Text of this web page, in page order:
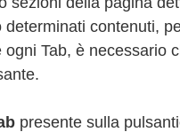
determinati contenuti,
Tab, è necessario
presente sulla